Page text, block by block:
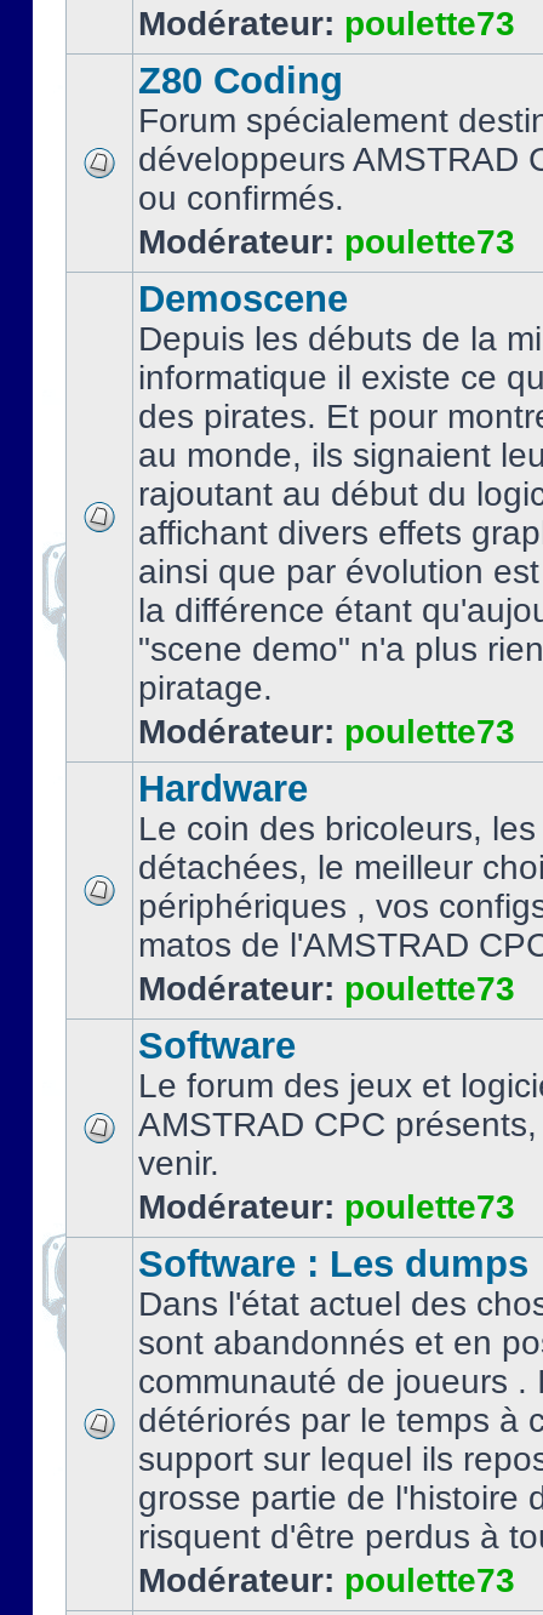
Modérateur: poulette73
Z80 Coding
Forum spécialement
développeurs AMSTRAD
ou confirmés.
Modérateur: poulette73
Demoscene
Depuis les débuts de la
informatique il existe ce
des pirates. Et pour
au monde, ils signaient
rajoutant au début du
affichant divers effets
ainsi que par évolution
la différence étant
"scene demo" n'a plus
piratage.
Modérateur: poulette73
Hardware
Le coin des bricoleurs,
détachées, le meilleur
périphériques , vos
matos de l'AMSTRAD
Modérateur: poulette73
Software
Le forum des jeux et
AMSTRAD CPC
venir.
Modérateur: poulette73
Software : Les dumps
Dans l'état actuel des
sont abandonnés et en
communauté de joueurs .
détériorés par le temps à
support sur lequel ils
grosse partie de l'histoire
risquent d'être perdus à
Modérateur: poulette73